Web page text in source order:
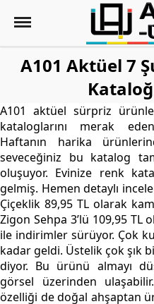
A101 Aktüel 7
A101 aktüel sürpriz
kataloglarını merak
Haftanın harika
seveceğiniz bu katalog
oluşuyor. Evinize renk
gelmiş. Hemen detaylı
Çiçeklik 89,95 TL olarak
Zigon Sehpa 3’lü 109,95 TL
ile indirimler sürüyor. Çok
kadar geldi. Üstelik çok şık
diyor. Bu ürünü almayı
görsel üzerinden
özelliği de doğal ahşaptan